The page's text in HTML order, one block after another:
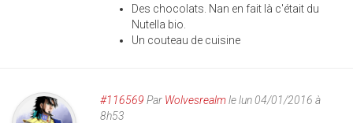
Des chocolats. Nan en fait là c'était du
Nutella bio.
Un couteau de cuisine
#116569 Par Wolvesrealmle lun 04/01/2016 à
8h53